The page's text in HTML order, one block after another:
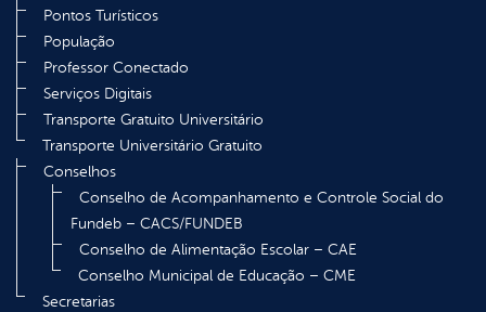
Pontos Turísticos
População
Professor Conectado
Serviços Digitais
Transporte Gratuito Universitário
Transporte Universitário Gratuito
Conselhos
Conselho de Acompanhamento e Controle Social do
Fundeb – CACS/FUNDEB
Conselho de Alimentação Escolar – CAE
Conselho Municipal de Educação – CME
Secretarias